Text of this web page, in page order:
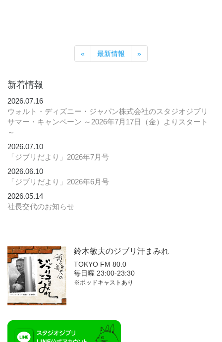
« 最新情報 »
新着情報
2026.07.16
ウォルト・ディズニー・ジャパン株式会社のスタジオジブリ
サマー・キャンペーン ～2026年7月17日（金）よりスタート
～
2026.07.10
「ジブリだより」2026年7月号
2026.06.10
「ジブリだより」2026年6月号
2026.05.14
社長交代のお知らせ
鈴木敏夫のジブリ汗まみれ
TOKYO FM 80.0
毎日曜 23:00-23:30
※ポッドキャストあり